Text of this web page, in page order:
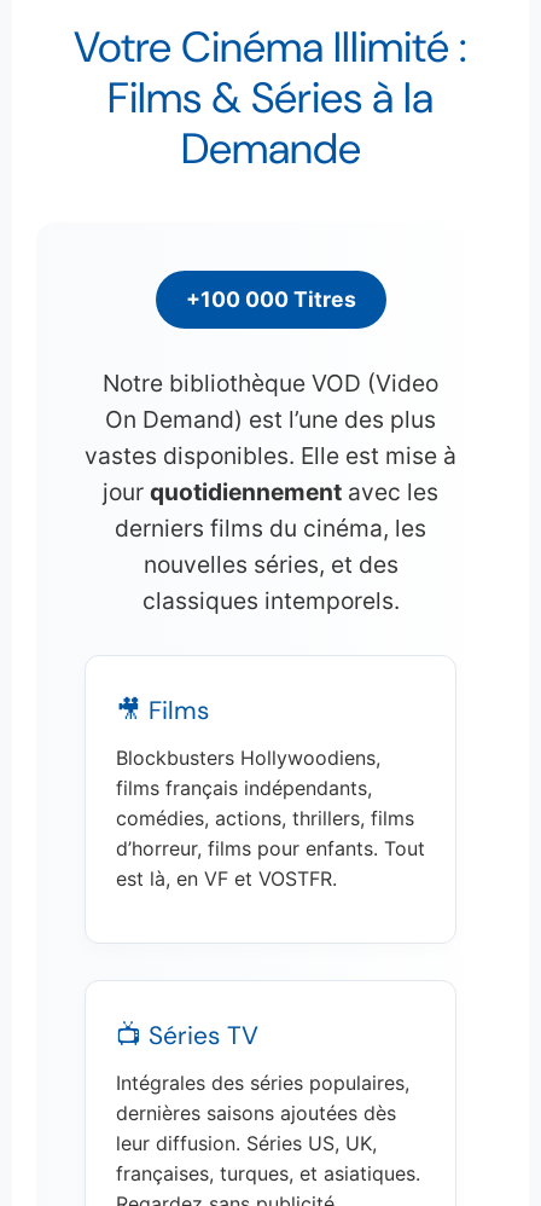
Votre Cinéma Illimité :
Films & Séries à la
Demande
+100 000 Titres
Notre bibliothèque VOD (Video
On Demand) est l’une des plus
vastes disponibles. Elle est mise à
jour quotidiennement avec les
derniers films du cinéma, les
nouvelles séries, et des
classiques intemporels.
🎥 Films
Blockbusters Hollywoodiens,
films français indépendants,
comédies, actions, thrillers, films
d’horreur, films pour enfants. Tout
est là, en VF et VOSTFR.
📺 Séries TV
Intégrales des séries populaires,
dernières saisons ajoutées dès
leur diffusion. Séries US, UK,
françaises, turques, et asiatiques.